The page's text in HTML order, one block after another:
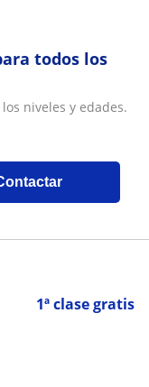
todos los
niveles y edades.
1ª clase gratis